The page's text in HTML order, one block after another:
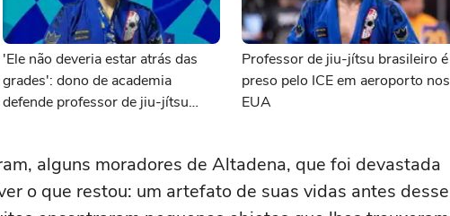
'Ele não deveria estar atrás das
grades': dono de academia
defende professor de jiu-jítsu
Professor de jiu-jítsu brasileiro é
preso pelo ICE em aeroporto nos
EUA
alguns moradores de Altadena, que foi devastada
o que restou: um artefato de suas vidas antes desse